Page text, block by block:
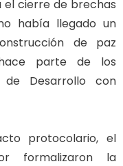
cierre de brechas
había llegado un
de paz
parte de los
de Desarrollo con
protocolario, el
formalizaron la